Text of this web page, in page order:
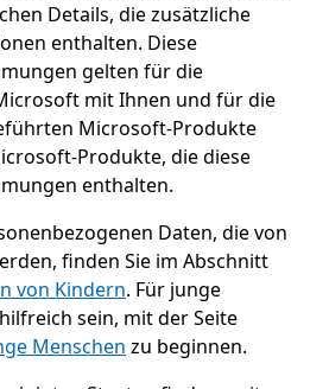
Details, die zusätzliche
enthalten. Diese
gelten für die
mit Ihnen und für die
Microsoft-Produkte
Produkte, die diese
enthalten.
Daten, die von
finden Sie im Abschnitt
von Kindern. Für junge
sein, mit der Seite
Menschen zu beginnen.